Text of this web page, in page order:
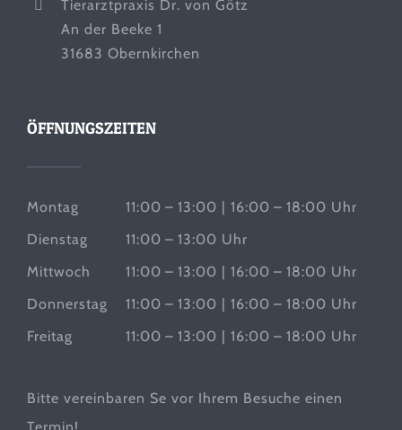
Tierarztpraxis Dr. von Götz
An der Beeke 1
31683 Obernkirchen
ÖFFNUNGSZEITEN
Montag
11:00 – 13:00 | 16:00 – 18:00 Uhr
Dienstag
11:00 – 13:00 Uhr
Mittwoch
11:00 – 13:00 | 16:00 – 18:00 Uhr
Donnerstag
11:00 – 13:00 | 16:00 – 18:00 Uhr
Freitag
11:00 – 13:00 | 16:00 – 18:00 Uhr
Bitte vereinbaren Se vor Ihrem Besuche einen
Termin!